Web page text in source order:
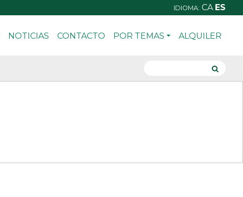
IDIOMA: CA ES
NOTICIAS CONTACTO POR TEMAS ALQUILER